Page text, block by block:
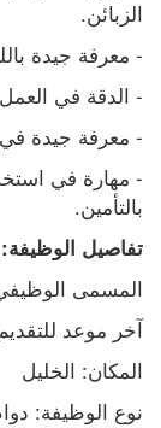
الزبائن.
- معرفة جيدة
- الدقة في العمل
- معرفة جيدة في
بالتأمين.
تفاصيل الوظيفة:
المسمى
آخر موعد للتقديم:
المكان: الخليل
نوع الوظيفة: